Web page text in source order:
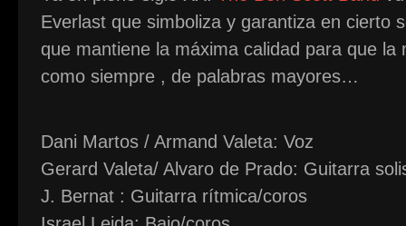
Everlast que simboliza y garantiza en cierto
que mantiene la máxima calidad para que
como siempre , de palabras mayores…
Dani Martos / Armand Valeta: Voz
Gerard Valeta/ Alvaro de Prado: Guitarra
J. Bernat : Guitarra rítmica/coros